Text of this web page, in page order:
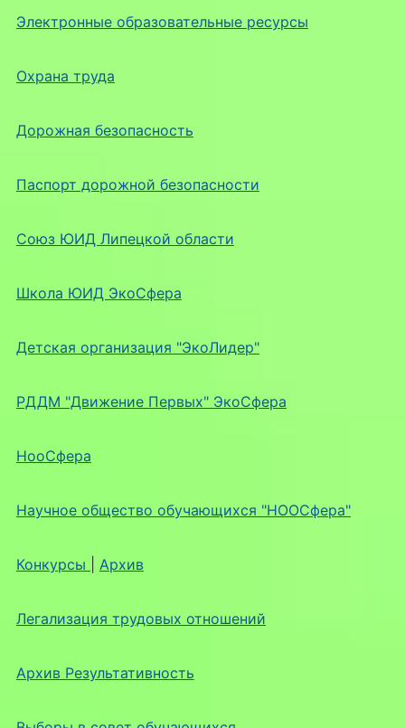
Электронные образовательные ресурсы
Охрана труда
Дорожная безопасность
Паспорт дорожной безопасности
Союз ЮИД Липецкой области
Школа ЮИД ЭкоСфера
Детская организация "ЭкоЛидер"
РДДМ "Движение Первых" ЭкоСфера
НооСфера
Научное общество обучающихся "НООСфера"
Конкурсы Архив
Легализация трудовых отношений
Архив Результативность